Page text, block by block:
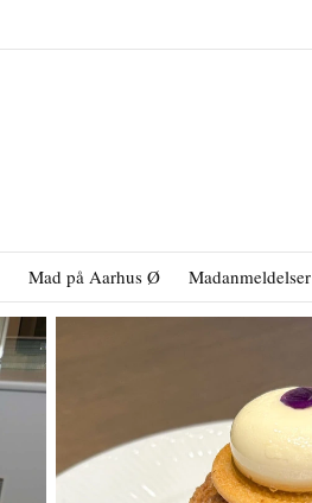
Mad på Aarhus Ø Madanmeldelser